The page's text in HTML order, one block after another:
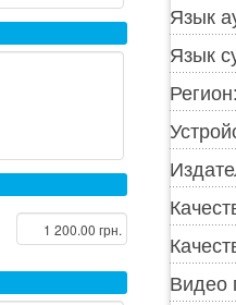
Язык
Язык
Регион:
Видео